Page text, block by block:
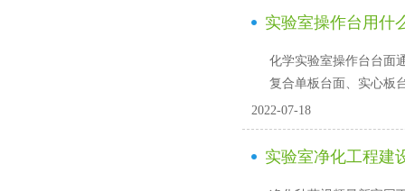
实验室操作台用什
化学实验室操作台台面通
复合单板台面、实心
2022-07-18
实验室净化工程建